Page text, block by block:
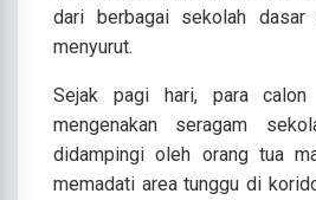
dari berbagai sekolah
menyurut.
Sejak pagi hari, para
mengenakan seragam
didampingi oleh orang tua
memadati area tunggu di